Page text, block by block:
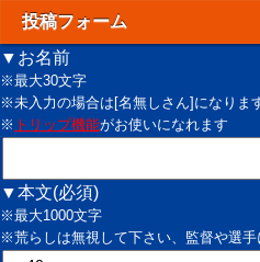
投稿フォーム
▼お名前
※最大30文字
※未入力の場合は[名無しさん]になりま
※ トリップ機能がお使いになれます
▼本文(必須)
※最大1000文字
※荒らしは無視して下さい、監督や選手